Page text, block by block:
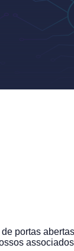
portas